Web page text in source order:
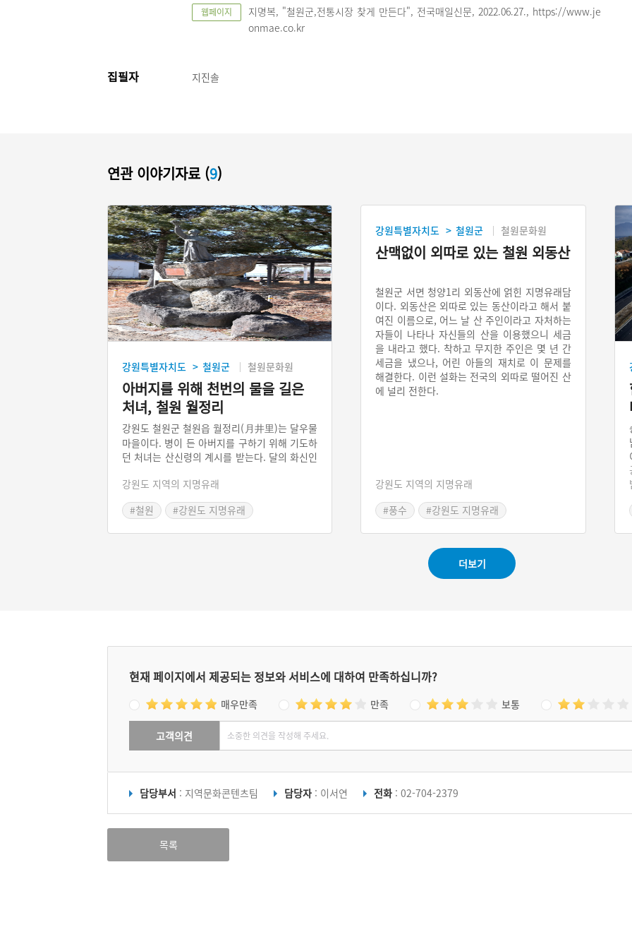
웹페이지
지명복, "철원군,전통시장 찾게 만든다", 전국매일신문, 2022.06.27., https://www.je
onmae.co.kr
집필자 지진솔
연관 이야기자료 (9)
강원특별자치도 > 철원군 철원문화원
아버지를 위해 천번의 물을 길은
처녀, 철원 월정리
강원도 철원군 철원읍 월정리(月井里)는 달우물
마을이다. 병이 든 아버지를 구하기 위해 기도하
던 처녀는 산신령의 계시를 받는다. 달의 화신인
지께 드리면 병이 낫는다는 것이다. 처녀는 밤새
물을 날랐고, 아버지는 병이 나았으나 처녀는 죽
어 달이 되고 말았다.
강원도 지역의 지명유래
#철원
#강원도 지명유래
강원특별자치도 > 철원군 철원문화원
산맥없이 외따로 있는 철원 외동산
철원군 서면 청양1리 외동산에 얽힌 지명유래담
이다. 외동산은 외따로 있는 동산이라고 해서 붙
여진 이름으로, 어느 날 산 주인이라고 자처하는
자들이 나타나 자신들의 산을 이용했으니 세금
을 내라고 했다. 착하고 무지한 주인은 몇 년 간
세금을 냈으나, 어린 아들의 재치로 이 문제를
해결한다. 이런 설화는 전국의 외따로 떨어진 산
에 널리 전한다.
강원도 지역의 지명유래
#풍수
#강원도 지명유래
더보기
현재 페이지에서 제공되는 정보와 서비스에 대하여 만족하십니까?
매우만족 만족 보통
고객의견
담당부서 : 지역문화콘텐츠팀 담당자 : 이서연 전화 : 02-704-2379
목록